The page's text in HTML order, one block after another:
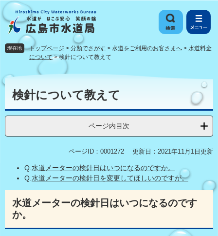
ペ
ー
先
す
。
メ
ニ
を
し
て
へ
現在地 トップページ > 分類でさがす > 水道をご利用のお客さまへ > 水道料金
について>検針について教えて
本
検針について教えて
ページ内目次
ページID：0001272 更新日：2021年11月1日更新
Q. 水道メーターの検針日はいつになるのですか。
Q. 水道メーターの検針日を変更してほしいのですが。
水道メーターの検針日はいつになるのです
か。